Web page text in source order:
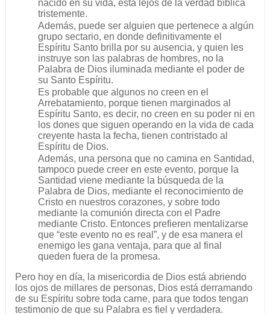
nacido en su vida, está lejos de la verdad bíblica
tristemente.
Además, puede ser alguien que pertenece a algún
grupo sectario, en donde definitivamente el
Espíritu Santo brilla por su ausencia, y quien les
instruye son las palabras de hombres, no la
Palabra de Dios iluminada mediante el poder de
su Santo Espíritu.
Es probable que algunos no creen en el
Arrebatamiento, porque tienen marginados al
Espíritu Santo, es decir, no creen en su poder ni en
los dones que siguen operando en la vida de cada
creyente hasta la fecha, tienen contristado al
Espíritu de Dios.
Además, una persona que no camina en Santidad,
tampoco puede creer en este evento, porque la
Santidad viene mediante la búsqueda de la
Palabra de Dios, mediante el reconocimiento de
Cristo en nuestros corazones, y sobre todo
mediante la comunión directa con el Padre
mediante Cristo. Entonces prefieren mentalizarse
que “este evento no es real”, y de esa manera el
enemigo les gana ventaja, para que al final
queden fuera de la promesa.
Pero hoy en día, la misericordia de Dios está abriendo
los ojos de millares de personas, Dios está derramando
de su Espíritu sobre toda carne, para que todos tengan
testimonio de que su Palabra es fiel y verdadera.